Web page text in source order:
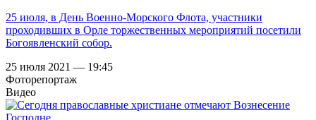
25 июля, в День Военно-Морского Флота, участники
проходивших в Орле торжественных мероприятий посетили
Богоявленский собор.
25 июля 2021 — 19:45
Фоторепортаж
Видео